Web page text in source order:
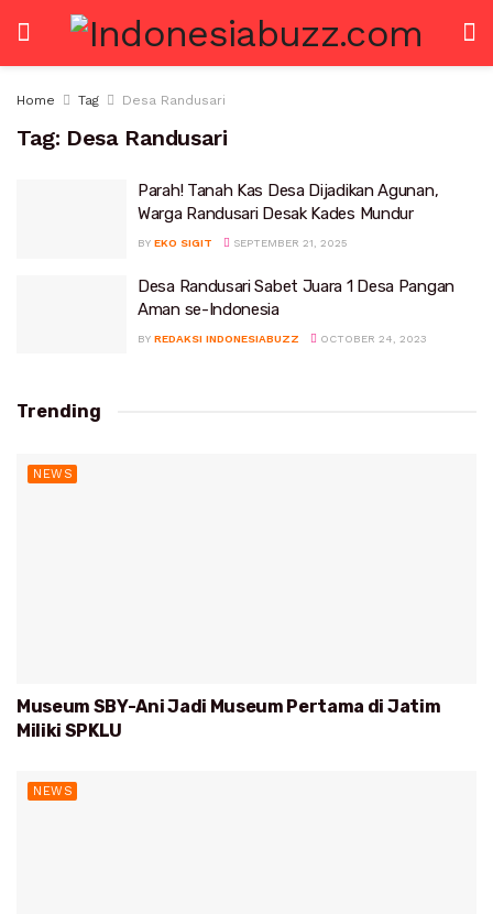
Home Tag Desa Randusari
Tag: Desa Randusari
Parah! Tanah Kas Desa Dijadikan Agunan,
Warga Randusari Desak Kades Mundur
BY EKO SIGIT SEPTEMBER 21, 2025
Desa Randusari Sabet Juara 1 Desa Pangan
Aman se-Indonesia
BY REDAKSI INDONESIABUZZ OCTOBER 24, 2023
Trending
NEWS
Museum SBY-Ani Jadi Museum Pertama di Jatim
Miliki SPKLU
NEWS